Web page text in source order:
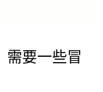
需要一些冒